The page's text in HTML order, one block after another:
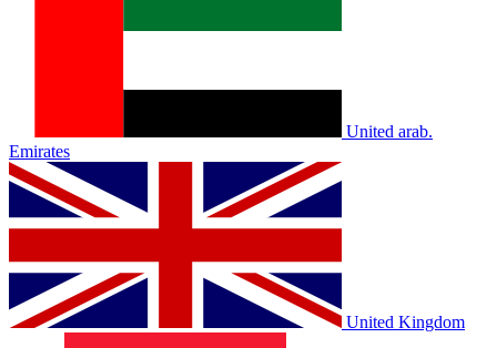
United arab.
Emirates
United Kingdom